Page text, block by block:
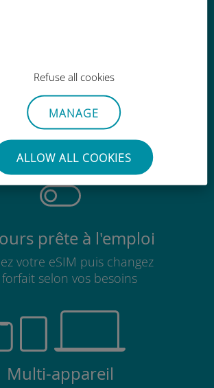
Refuse all cookies
MANAGE
ALLOW ALL COOKIES
Sans effort
de retirer votre carte
SIM existante
prête à l'emploi
votre eSIM puis changez
selon vos besoins
Multi-appareil